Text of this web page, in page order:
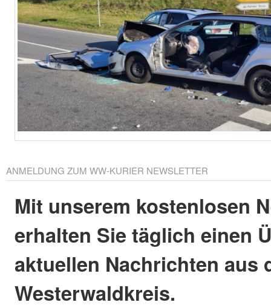
ANMELDUNG ZUM WW-KURIER NEWSLETTER
Mit unserem kostenlosen
erhalten Sie täglich einen
aktuellen Nachrichten aus
Westerwaldkreis.